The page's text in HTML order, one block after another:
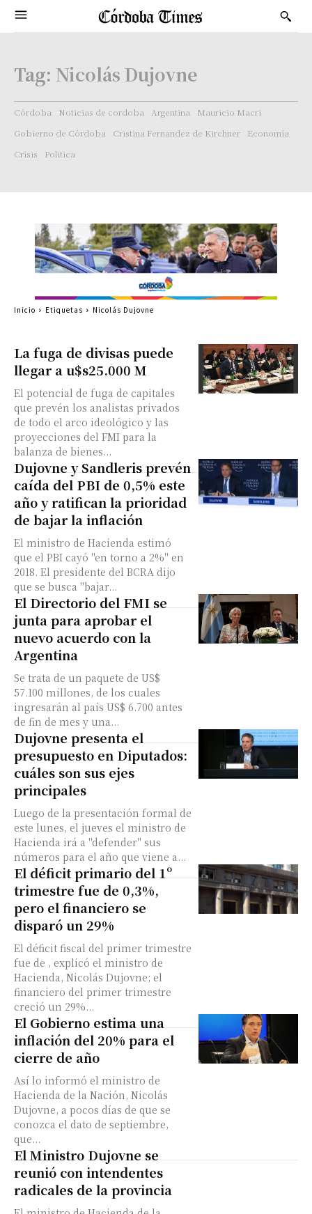
Tag: Nicolás Dujovne
Córdoba Noticias de cordoba Argentina
Mauricio Macri
Gobierno de Córdoba
Cristina Fernandez de Kirchner
Economía
Crisis
Politica
La fuga de divisas puede
llegar a u$s25.000 M
El potencial de fuga de capitales
que prevén los analistas privados
de todo el arco ideológico y las
proyecciones del FMI para la
balanza de bienes...
Dujovne y Sandleris prevén
caída del PBI de 0,5% este
año y ratifican la prioridad
de bajar la inflación
El ministro de Hacienda estimó
que el PBI cayó "en torno a 2%" en
2018. El presidente del BCRA dijo
que se busca "bajar...
El Directorio del FMI se
junta para aprobar el
nuevo acuerdo con la
Argentina
Se trata de un paquete de US$
57.100 millones, de los cuales
ingresarán al país US$ 6.700 antes
de fin de mes y una...
Dujovne presenta el
presupuesto en Diputados:
cuáles son sus ejes
principales
Luego de la presentación formal de
este lunes, el jueves el ministro de
Hacienda irá a "defender" sus
números para el año que viene a...
El déficit primario del 1º
trimestre fue de 0,3%,
pero el financiero se
disparó un 29%
El déficit fiscal del primer trimestre
fue de , explicó el ministro de
Hacienda, Nicolás Dujovne; el
financiero del primer trimestre
creció un 29%...
El Gobierno estima una
inflación del 20% para el
cierre de año
Así lo informó el ministro de
Hacienda de la Nación, Nicolás
Dujovne, a pocos días de que se
conozca el dato de septiembre,
que...
El Ministro Dujovne se
reunió con intendentes
radicales de la provincia
Inicio Etiquetas Nicolás Dujovne